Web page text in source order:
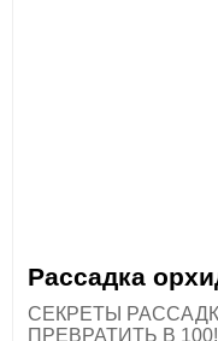
Рассадка
СЕКРЕТЫ
ПРЕВРАТИТЬ В 100!